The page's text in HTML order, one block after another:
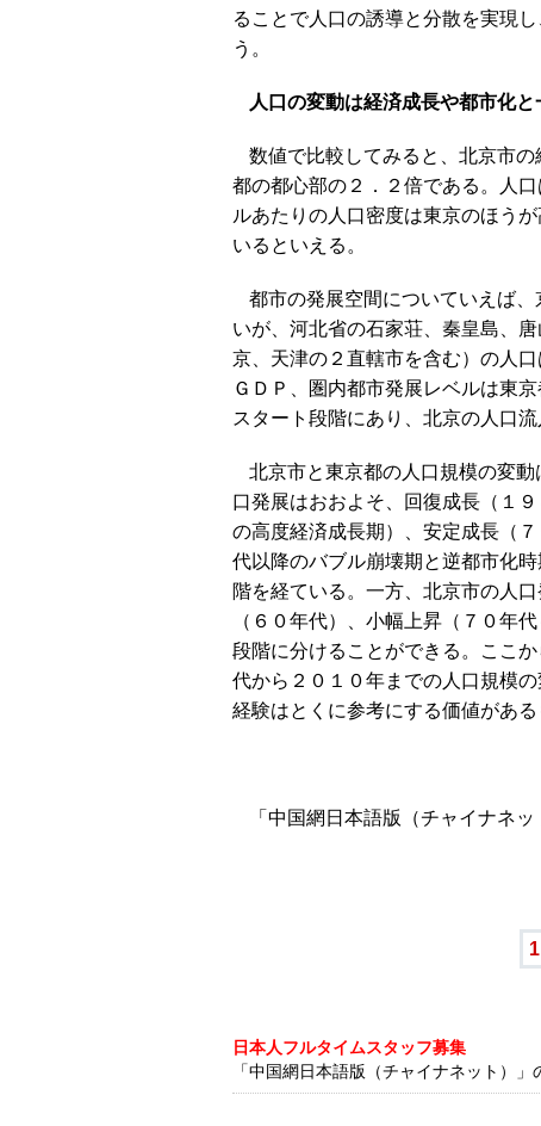
ることで人口の誘導と分散を実現
う。
人口の変動は経済成長や都市化と
数値で比較してみると、北京市
都の都心部の２．２倍である。人
ルあたりの人口密度は東京のほう
いるといえる。
都市の発展空間についていえば
いが、河北省の石家荘、秦皇島、
京、天津の２直轄市を含む）の人
ＧＤＰ、圏内都市発展レベルは東
スタート段階にあり、北京の人口流
北京市と東京都の人口規模の変
口発展はおおよそ、回復成長（１
の高度経済成長期）、安定成長（
代以降のバブル崩壊期と逆都市化
階を経ている。一方、北京市の人
（６０年代）、小幅上昇（７０年
段階に分けることができる。ここ
代から２０１０年までの人口規模
経験はとくに参考にする価値がある
「中国網日本語版（チャイナネ
1
日本人フルタイムスタッフ募集
「中国網日本語版（チャイナネット）